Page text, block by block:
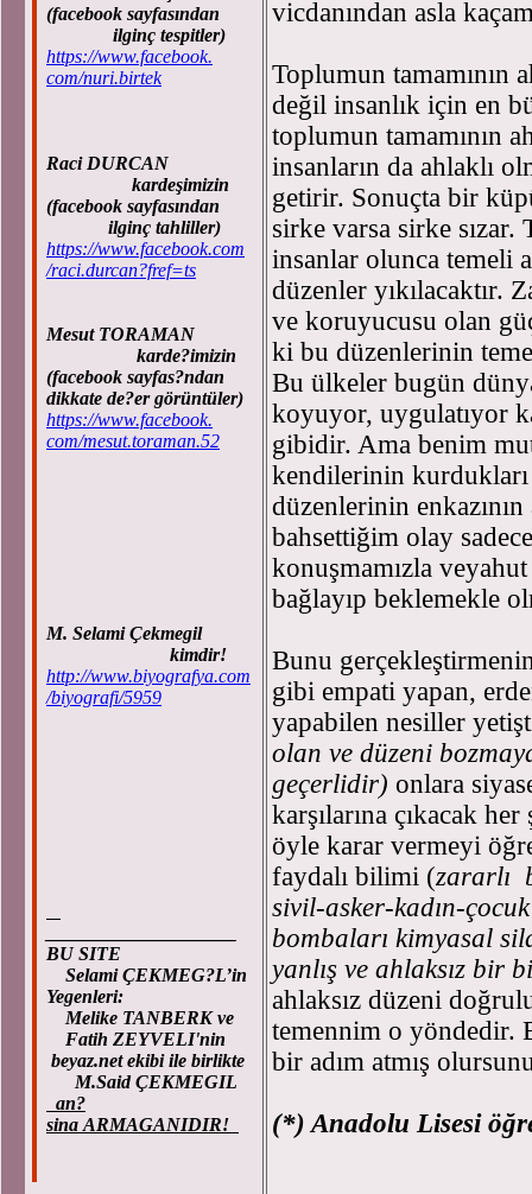
(facebook sayfasından
ilginç tespitler)
https://www.facebook.
com/nuri.birtek
Raci DURCAN
kardeşimizin
(facebook sayfasından
ilginç tahliller)
https://www.facebook.com
/raci.durcan?fref=ts
Mesut TORAMAN
karde?imizin
(facebook sayfas?ndan
dikkate de?er görüntüler)
https://www.facebook.
com/mesut.toraman.52
M. Selami Çekmegil
kimdir!
http://www.biyografya.com
/biyografi/5959
BU SITE
Selami ÇEKMEG?L’in
Yegenleri:
Melike TANBERK ve
Fatih ZEYVELI'nin
beyaz.net ekibi ile birlikte
M.Said ÇEKMEGIL
an?
sina ARMAGANIDIR!
vicdanından asla
Toplumun tamamının
değil insanlık için en
toplumun tamamının
insanların da ahlaklı
getirir. Sonuçta bir
sirke varsa sirke sızar.
insanlar olunca temeli
düzenler yıkılacaktır.
ve koruyucusu olan
ki bu düzenlerinin
Bu ülkeler bugün
koyuyor, uygulatıyor
gibidir. Ama benim
kendilerinin
düzenlerinin
bahsettiğim olay
konuşmamızla
bağlayıp beklemekle
Bunu
gibi empati yapan,
yapabilen nesiller
olan ve düzeni
geçerlidir) onlara
karşılarına çıkacak
öyle karar vermeyi
faydalı bilimi (zararlı
sivil-asker-kadın-
bombaları kimyasal
yanlış ve ahlaksız bir
ahlaksız düzeni
temennim o yöndedir.
bir adım atmış
(*) Anadolu Lisesi